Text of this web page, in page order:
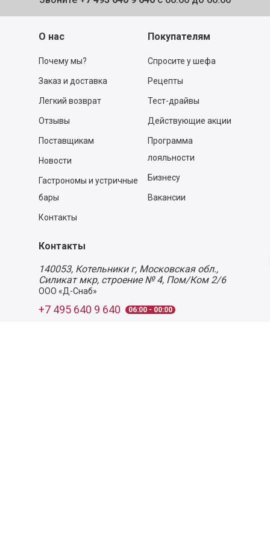
О нас
Почему мы?
Заказ и доставка
Легкий возврат
Отзывы
Поставщикам
Новости
Гастрономы и устричные
бары
Контакты
Покупателям
Спросите у шефа
Рецепты
Тест-драйвы
Действующие акции
Программа
лояльности
Бизнесу
Вакансии
Контакты
140053, Котельники г, Московская обл.,
Силикат мкр, строение № 4, Пом/Ком 2/6
ООО «Д-Снаб»
+7 495 640 9 640 06:00 - 00:00